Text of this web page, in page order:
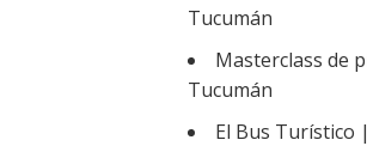
Tucumán
Masterclass de
Tucumán
El Bus Turístico